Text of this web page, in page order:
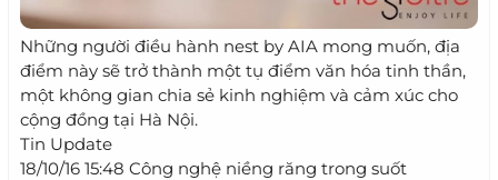
Những người điều hành nest by AIA mong muốn, địa
điểm này sẽ trở thành một tụ điểm văn hóa tinh thần,
một không gian chia sẻ kinh nghiệm và cảm xúc cho
cộng đồng tại Hà Nội.
Tin Update
18/10/16 15:48 Công nghệ niềng răng trong suốt